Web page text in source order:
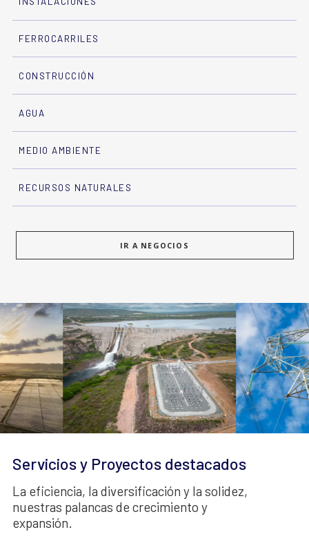
FERROCARRILES
CONSTRUCCIÓN
AGUA
MEDIO AMBIENTE
RECURSOS NATURALES
IR A NEGOCIOS
Servicios y Proyectos destacados
La eficiencia, la diversificación y la solidez,
nuestras palancas de crecimiento y
expansión.